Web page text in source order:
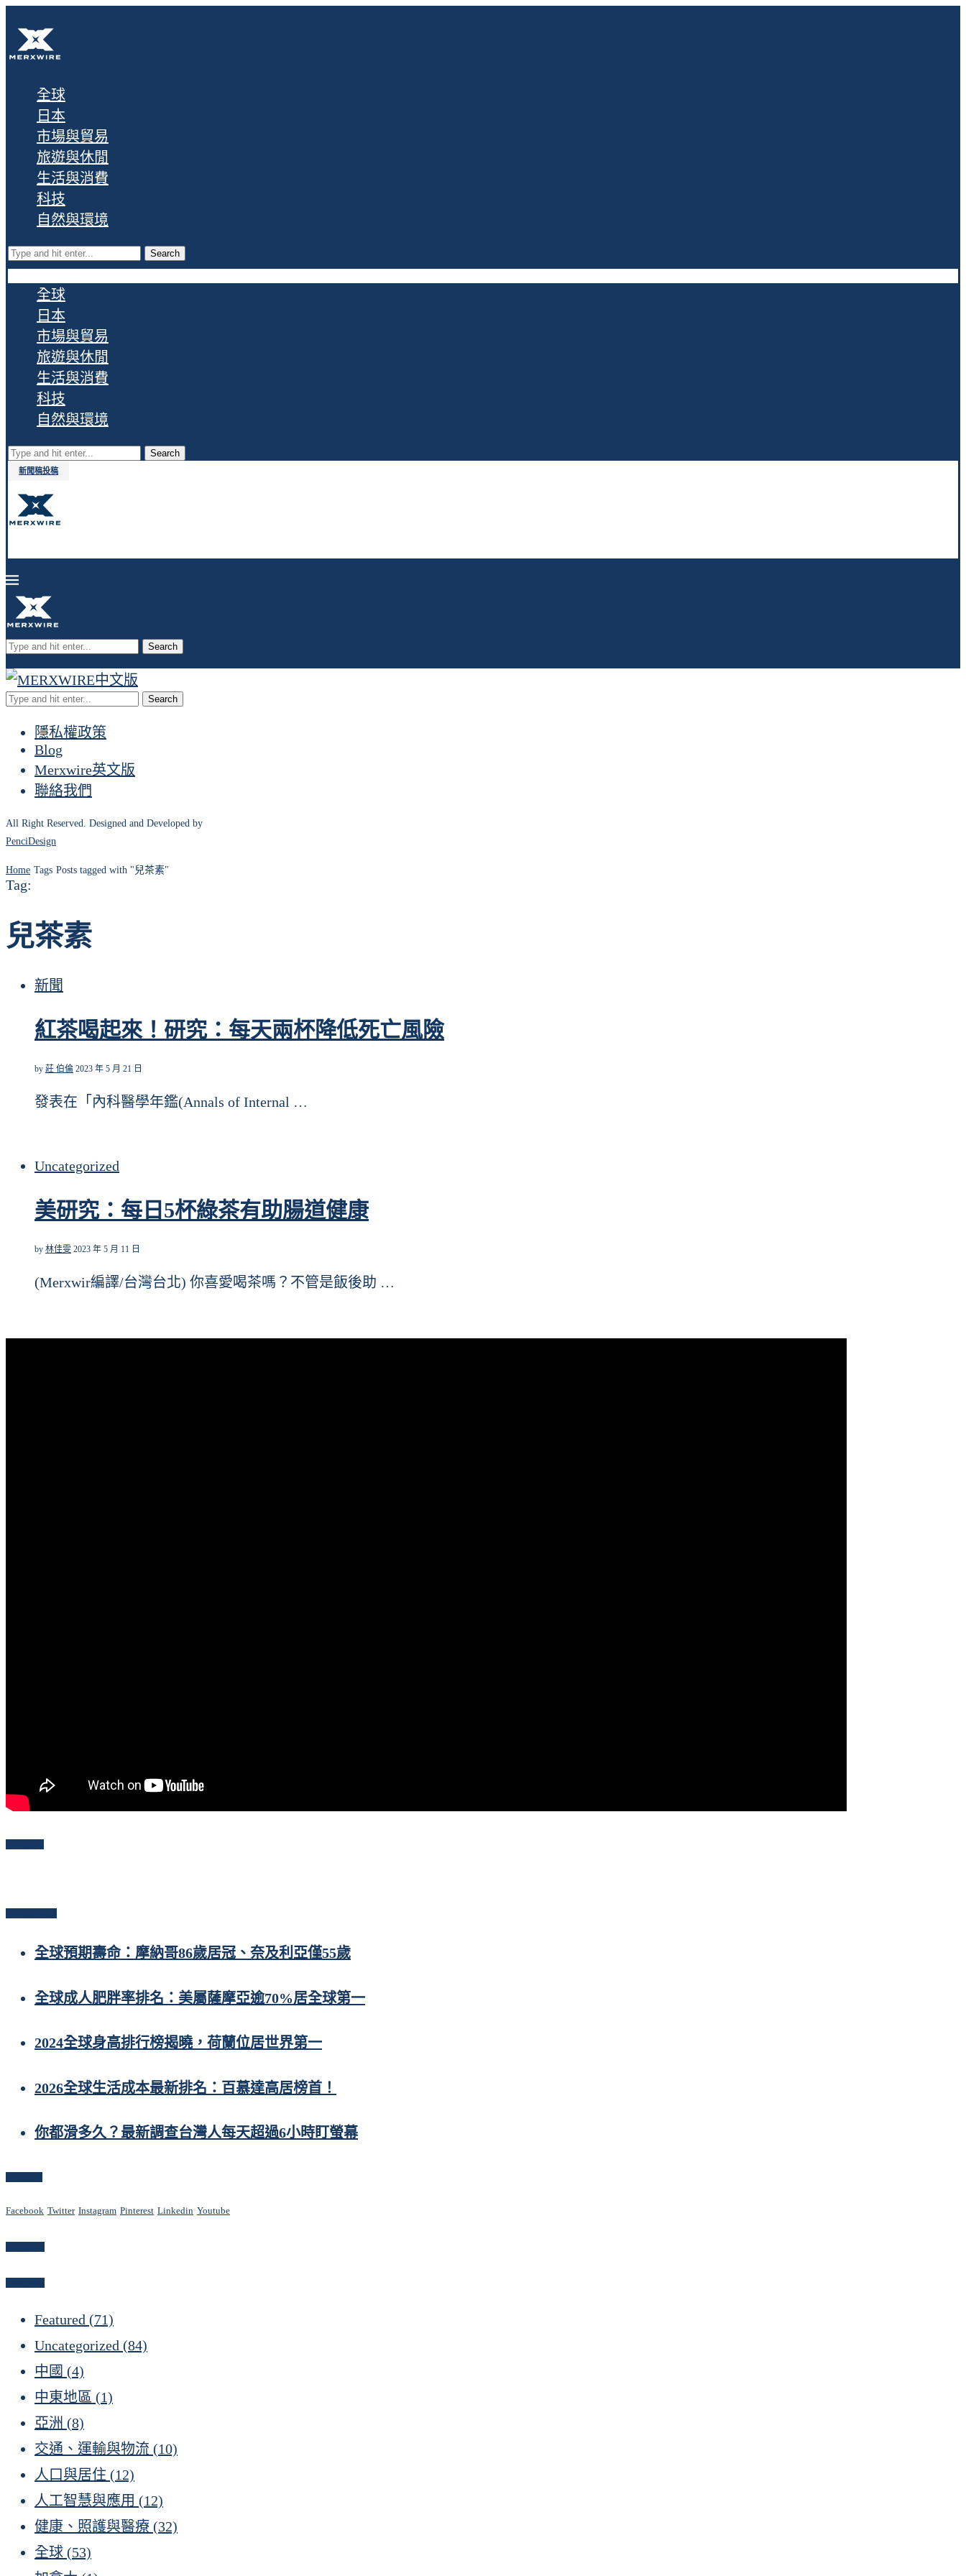
全球
日本
市場與貿易
旅遊與休閒
生活與消費
科技
自然與環境
Search
全球
日本
市場與貿易
旅遊與休閒
生活與消費
科技
自然與環境
Search
新聞稿投稿
Search
Search
隱私權政策
Blog
Merxwire英文版
聯絡我們
All Right Reserved. Designed and Developed by
PenciDesign
Home Tags Posts tagged with "兒茶素"
Tag:
兒茶素
新聞
紅茶喝起來！研究：每天兩杯降低死亡風險
by 莊 伯倫 2023 年 5 月 21 日
發表在「內科醫學年鑑(Annals of Internal …
Uncategorized
美研究：每日5杯綠茶有助腸道健康
by 林佳雯 2023 年 5 月 11 日
(Merxwir編譯/台灣台北) 你喜愛喝茶嗎？不管是飯後助 …
全球預期壽命：摩納哥86歲居冠、奈及利亞僅55歲
全球成人肥胖率排名：美屬薩摩亞逾70%居全球第一
2024全球身高排行榜揭曉，荷蘭位居世界第一
2026全球生活成本最新排名：百慕達高居榜首！
你都滑多久？最新調查台灣人每天超過6小時盯螢幕
Facebook Twitter Instagram Pinterest Linkedin Youtube
Featured (71)
Uncategorized (84)
中國 (4)
中東地區 (1)
亞洲 (8)
交通、運輸與物流 (10)
人口與居住 (12)
人工智慧與應用 (12)
健康、照護與醫療 (32)
全球 (53)